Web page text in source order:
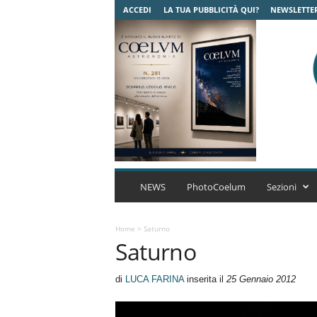
ACCEDI LA TUA PUBBLICITÀ QUI?
C
r
NEWS PhotoCoelum Sezioni
Home > Saturno
Saturno
di LUCA FARINAinserita il 25 Gennaio 2012